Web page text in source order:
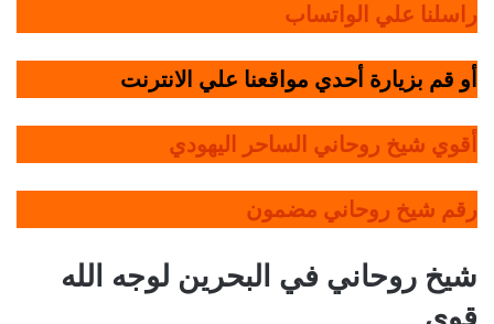
راسلنا علي الواتساب
أو قم بزيارة أحدي مواقعنا علي الانترنت
أقوي شيخ روحاني الساحر اليهودي
رقم شيخ روحاني مضمون
شيخ روحاني في البحرين لوجه الله